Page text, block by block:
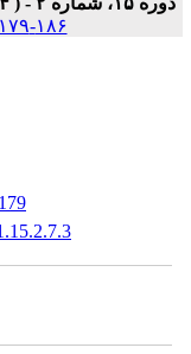
۱۸۶-۱۷۹
|